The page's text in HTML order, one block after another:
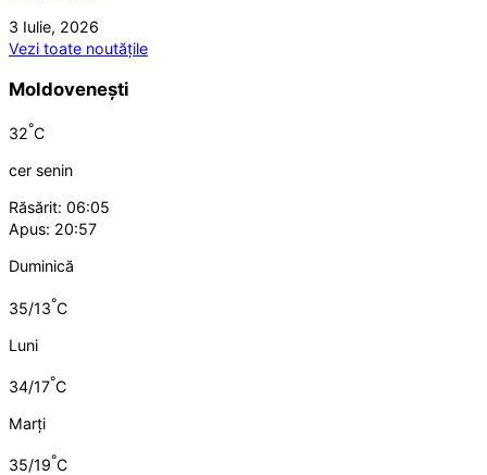
3 Iulie, 2026
Vezi toate noutățile
Moldovenești
32°C
cer senin
Răsărit: 06:05
Apus: 20:57
Duminică
35/13°C
Luni
34/17°C
Marți
35/19°C